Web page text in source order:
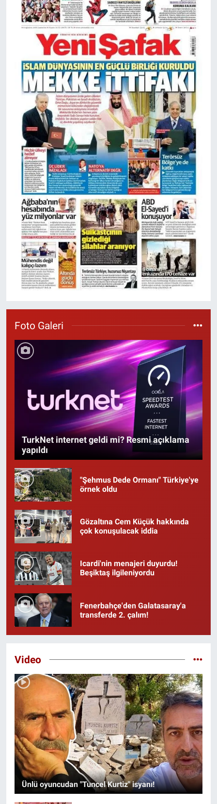
Foto Galeri
TurkNet internet geldi mi? Resmi açıklama
yapıldı
"Şehmus Dede Ormanı" Türkiye'ye
örnek oldu
Gözaltına Cem Küçük hakkında
çok konuşulacak iddia
Icardi'nin menajeri duyurdu!
Beşiktaş ilgileniyordu
Fenerbahçe'den Galatasaray'a
transferde 2. çalım!
Video
Ünlü oyuncudan "Tuncel Kurtiz" isyanı!